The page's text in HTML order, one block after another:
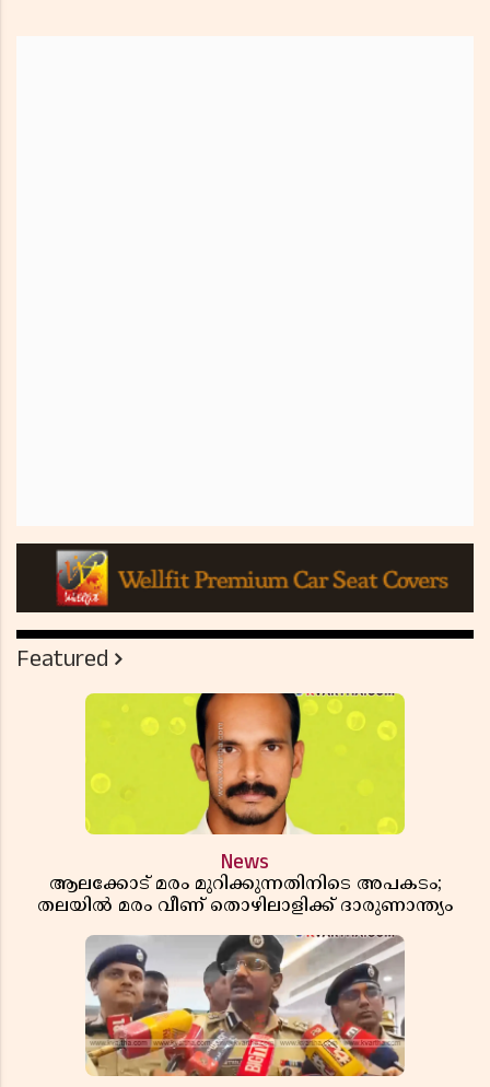
Featured
News
ആലക്കോട് മരം മുറിക്കുന്നതിനിടെ അപകടം;
തലയിൽ മരം വീണ് തൊഴിലാളിക്ക് ദാരുണാന്ത്യം